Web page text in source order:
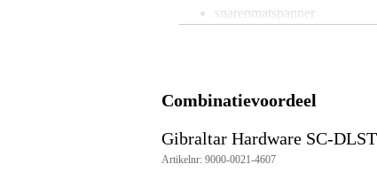
snarenmatspanner
verchroomd staal
Combinatievoordeel
Gibraltar Hardware SC-
Artikelnr: 9000-0021-4607